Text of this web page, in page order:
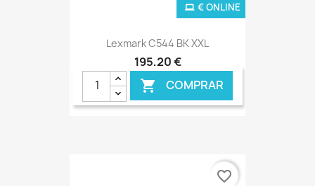
Lexmark C544 BK XXL
195,20 €
 COMPRAR
€ ONLINE
favorite_border